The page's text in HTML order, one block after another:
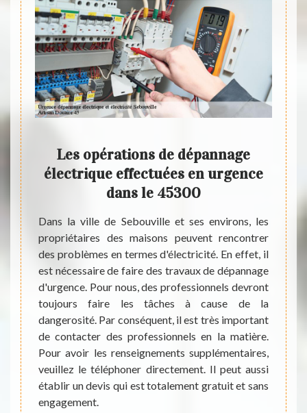
en
pour
très
est
un
est
Les opérations de dépannage
électrique effectuées en urgence
dans le 45300
Dans la ville de Sebouville et ses environs, les
propriétaires des maisons peuvent rencontrer
des problèmes en termes d'électricité. En effet, il
est nécessaire de faire des travaux de dépannage
d'urgence. Pour nous, des professionnels devront
toujours faire les tâches à cause de la
dangerosité. Par conséquent, il est très important
de contacter des professionnels en la matière.
Pour avoir les renseignements supplémentaires,
veuillez le téléphoner directement. Il peut aussi
établir un devis qui est totalement gratuit et sans
engagement.
Les
est
la
et
est